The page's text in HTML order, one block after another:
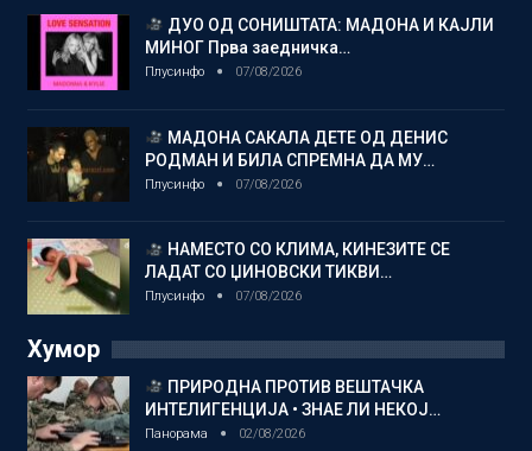
ДУО ОД СОНИШТАТА: МАДОНА И КАЈЛИ
МИНОГ Прва заедничка…
Плусинфо 07/08/2026
МАДОНА САКАЛА ДЕТЕ ОД ДЕНИС
РОДМАН И БИЛА СПРЕМНА ДА МУ…
Плусинфо 07/08/2026
НАМЕСТО СО КЛИМА, КИНЕЗИТЕ СЕ
ЛАДАТ СО ЏИНОВСКИ ТИКВИ…
Плусинфо 07/08/2026
Хумор
ПРИРОДНА ПРОТИВ ВЕШТАЧКА
ИНТЕЛИГЕНЦИЈА • ЗНАЕ ЛИ НЕКОЈ…
Панорама 02/08/2026